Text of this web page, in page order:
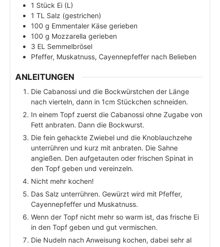
1 Stück Ei (L)
1 TL Salz (gestrichen)
100 g Emmentaler Käse gerieben
100 g Mozzarella gerieben
3 EL Semmelbrösel
Pfeffer, Muskatnuss, Cayennepfeffer nach Belieben
ANLEITUNGEN
Die Cabanossi und die Bockwürstchen der Länge
nach vierteln, dann in 1cm Stückchen schneiden.
In einem Topf zuerst die Cabanossi ohne Zugabe von
Fett anbraten. Dann die Bockwurst.
Die fein gehackte Zwiebel und die Knoblauchzehe
unterrühren und kurz mit anbraten. Die Sahne
angießen. Den aufgetauten oder frischen Spinat in
den Topf geben und vereinzeln.
Nicht mehr kochen!
Das Salz unterrühren. Gewürzt wird mit Pfeffer,
Cayennepfeffer und Muskatnuss.
Wenn der Topf nicht mehr so warm ist, das frische Ei
in den Topf geben und gut vermischen.
Die Nudeln nach Anweisung kochen, dabei sehr al